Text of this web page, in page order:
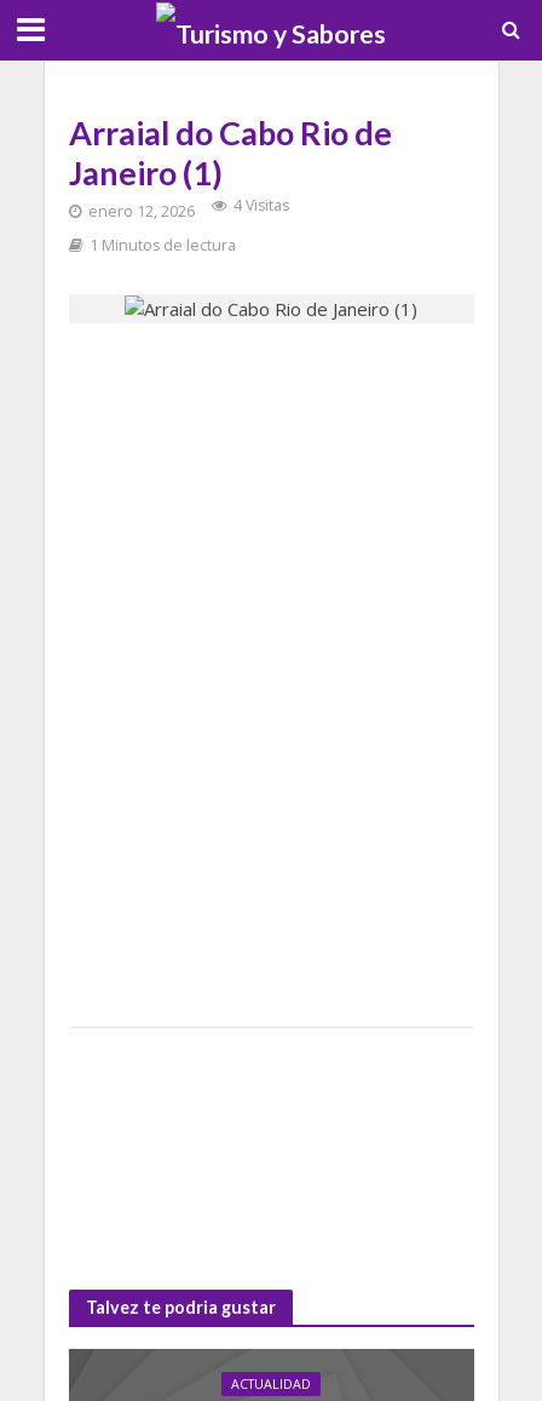
Arraial do Cabo Rio de
Janeiro (1)
enero 12, 2026
4 Visitas
1 Minutos de lectura
Talvez te podria gustar
ACTUALIDAD